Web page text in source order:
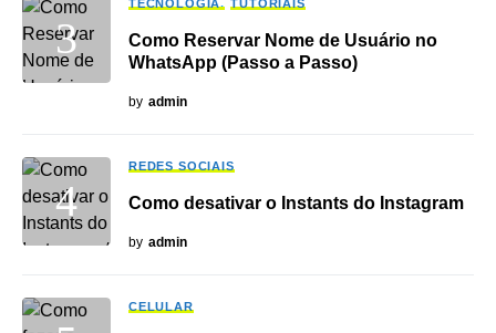
TECNOLOGIA TUTORIAIS
Como Reservar Nome de Usuário no
WhatsApp (Passo a Passo)
by admin
REDES SOCIAIS
Como desativar o Instants do Instagram
by admin
CELULAR